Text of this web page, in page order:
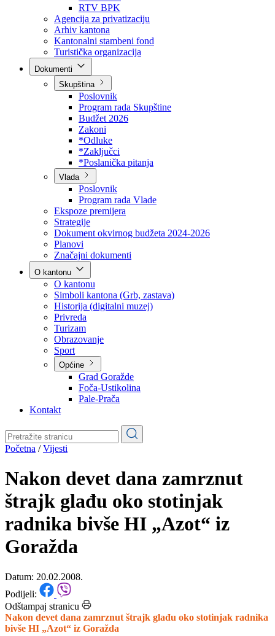
Direkcija za šumarstvo
Javna preduzeća
BPK šume
RTV BPK
Agencija za privatizaciju
Arhiv kantona
Kantonalni stambeni fond
Turistička organizacija
Skupština
Poslovnik
Program rada Skupštine
Budžet 2026
Zakoni
*Odluke
*Zaključci
*Poslanička pitanja
Vlada
Poslovnik
Program rada Vlade
Ekspoze premijera
Strategije
Dokument okvirnog budžeta 2024-2026
Planovi
Značajni dokumenti
O kantonu
O kantonu
Simboli kantona (Grb, zastava)
Historija (digitalni muzej)
Privreda
Turizam
Obrazovanje
Općine
Pale-Prača
Kontakt
Početna/Vijesti
Nakon devet dana zamrznut
štrajk glađu oko stotinjak
radnika bivše HI „Azot“ iz
Goražda
Datum: 20.02.2008.
Podijeli: